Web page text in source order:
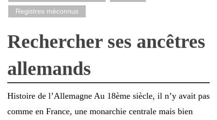
Registres méconnus
Rechercher ses ancêtres
allemands
Histoire de l’Allemagne Au 18ème siècle, il n’y avait pas
comme en France, une monarchie centrale mais bien